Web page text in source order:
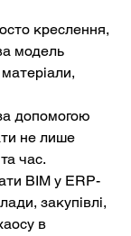
креслення,
модель
допомогою
не лише
час.
BIM у ERP-
закупівлі,
в